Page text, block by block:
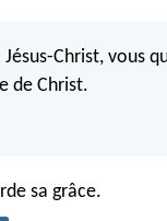
Christ, vous
de Christ.
sa grâce.